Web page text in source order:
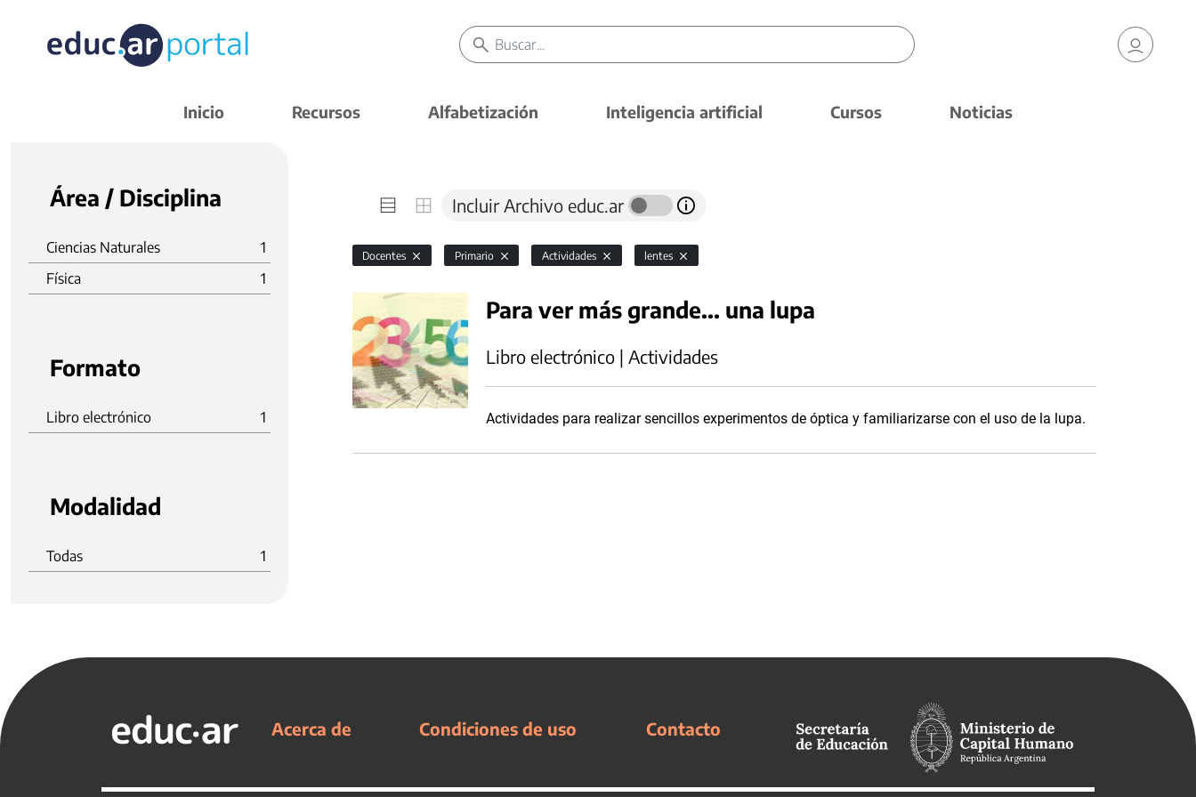
Inicio Recursos Alfabetización Inteligencia artificial Cursos Noticias
Área / Disciplina
Ciencias Naturales
1
Física
1
Formato
Libro electrónico 1
Modalidad
Todas 1
Incluir Archivo educ.ar
Docentes Primario Actividades lentes
Para ver más grande... una lupa
Libro electrónico | Actividades
Actividades para realizar sencillos experimentos de óptica y familiarizarse con el uso de la lupa.
Acerca de Condiciones de uso Contacto